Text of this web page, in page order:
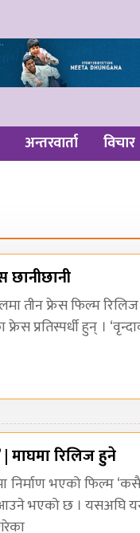
अन्तरवार्ता विचार
छानीछानी
तीन फ्रेस फिल्म
फ्रेस प्रतिस्पर्धी हुन् ।
माघमा रिलिज हुने
निर्माण भएको फिल्म
भएको छ । यसअघि